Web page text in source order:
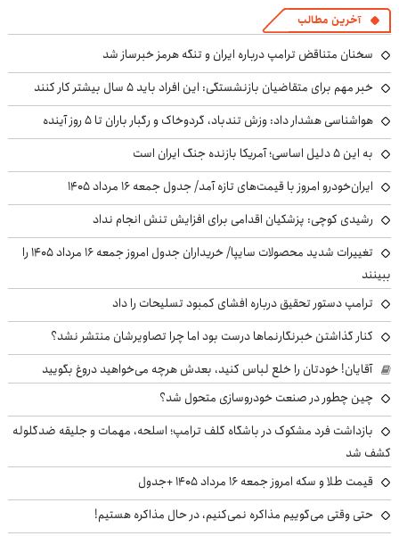
آخرین مطالب
سخنان متناقض ترامپ درباره ایران و تنگه هرمز خبرساز شد
خبر مهم برای متقاضیان بازنشستگی: این افراد باید ۵ سال بیشتر کار کنند
هواشناسی هشدار داد: وزش تندباد، گردوخاک و رگبار باران تا ۵ روز آینده
به این ۵ دلیل اساسی؛ آمریکا بازنده جنگ ایران است
ایران‌خودرو امروز با قیمت‌های تازه آمد/ جدول جمعه ۱۶ مرداد ۱۴۰۵
رشیدی کوچی: پزشکیان اقدامی برای افزایش تنش انجام نداد
تغییرات شدید محصولات سایپا/ خریداران جدول امروز جمعه ۱۶ مرداد ۱۴۰۵ را
ببینند
ترامپ دستور تحقیق درباره افشای کمبود تسلیحات را داد
کنار گذاشتن خبرنگارنماها درست بود اما چرا تصاویرشان منتشر نشد؟
آقایان! خودتان را خلع لباس کنید، بعدش هرچه می‌خواهید دروغ بگویید
چین چطور در صنعت خودروسازی متحول شد؟
بازداشت فرد مشکوک در باشگاه گلف ترامپ؛ اسلحه، مهمات و جلیقه ضدگلوله
کشف شد
قیمت طلا و سکه امروز جمعه ۱۶ مرداد ۱۴۰۵ +جدول
حتی وقتی می‌گوییم مذاکره نمی‌کنیم، در حال مذاکره هستیم!